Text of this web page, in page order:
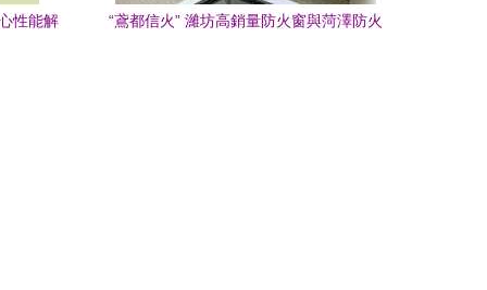
性能解
“鳶都信火” 濰坊高銷量防火窗與菏澤防火